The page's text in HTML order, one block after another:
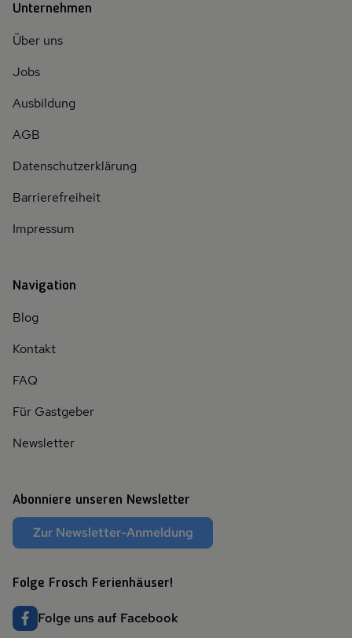
Unternehmen
Über uns
Jobs
Ausbildung
AGB
Datenschutzerklärung
Barrierefreiheit
Impressum
Navigation
Blog
Kontakt
FAQ
Für Gastgeber
Newsletter
Abonniere unseren Newsletter
Zur Newsletter-Anmeldung
Folge Frosch Ferienhäuser!
Folge uns auf Facebook